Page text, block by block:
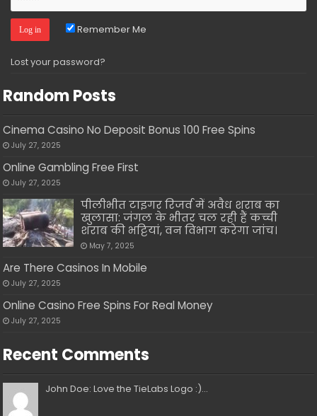
Remember Me
Lost your password?
Random Posts
Cinema Casino No Deposit Bonus 100 Free Spins
July 27, 2025
Online Gambling Free First
July 27, 2025
पीलीभीत टाइगर रिजर्व में अवैध शराब का
खुलासा: जंगल के भीतर चल रही हैं कच्ची
शराब की भट्टियां, वन विभाग करेगा जांच।
May 7, 2025
Are There Casinos In Mobile
July 27, 2025
Online Casino Free Spins For Real Money
July 27, 2025
Recent Comments
John Doe: Love the TieLabs Logo :)...